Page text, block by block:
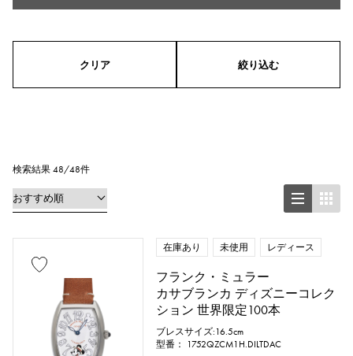
VINTAGE WATCH
すべての時計ブランドを見る
タイプ
メンズ レディース 男女兼用
長方形（レクタンギュラー）
円形（ラウンド）
八角形（オクタゴン） 樽型（トノー）
楕円形（オーバル）
クッション型（クッションケース）
その他
クリア 絞り込む
検索結果 48/48件
在庫あり 未使用 レディース
フランク・ミュラー
カサブランカ ディズニーコレク
ション 世界限定100本
ブレスサイズ:16.5cm
型番： 1752QZCM1H.DILTDAC